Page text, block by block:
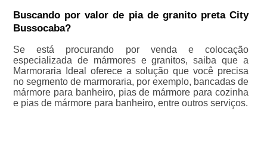
Buscando por valor de pia de granito preta City
Bussocaba?
Se está procurando por venda e colocação
especializada de mármores e granitos, saiba que a
Marmoraria Ideal oferece a solução que você precisa
no segmento de marmoraria, por exemplo, bancadas de
mármore para banheiro, pias de mármore para cozinha
e pias de mármore para banheiro, entre outros serviços.